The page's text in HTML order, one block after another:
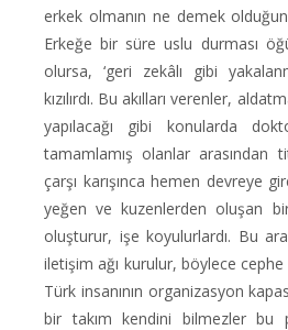
erkek olmanın ne demek
Erkeğe bir süre uslu durması
olursa, ‘geri zekâlı gibi
kızılırdı. Bu akılları verenler,
yapılacağı gibi konularda
tamamlamış olanlar arasından
çarşı karışınca hemen devreye
yeğen ve kuzenlerden oluşan
oluşturur, işe koyulurlardı. Bu
iletişim ağı kurulur, böylece cephe
Türk insanının organizasyon
bir takım kendini bilmezler bu